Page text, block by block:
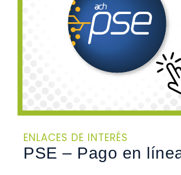
ENLACES DE INTERÉS
PSE – Pago en